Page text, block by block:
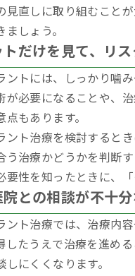
見直しに取り組むこと
ましょう。
トだけを見て、リ
ントには、しっかり噛
が必要になることや、
点もあります。
ント治療を検討すると
う治療かどうかを判断
要性を知ったときに、
との相談が不十
ント治療では、治療内
したうえで治療を進め
しにくくなります。